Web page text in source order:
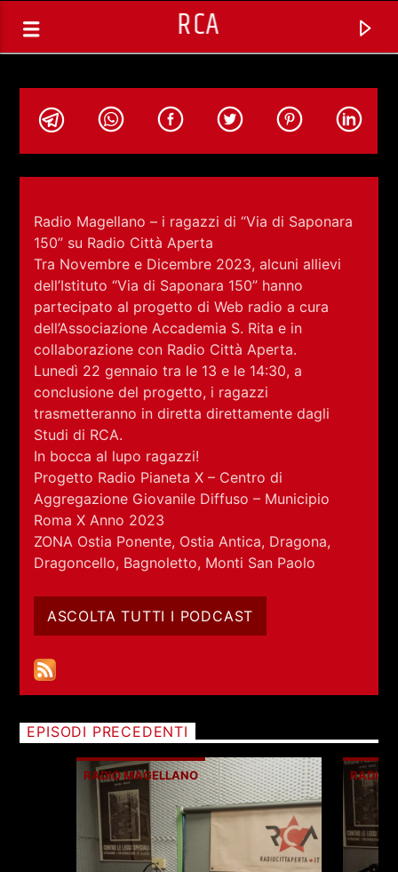
RCA
TRACCIA CORRENTE
NOVITA' DISCOGRAFICHE
RCA - Radio città aperta
+393401974468
Sostieni Radio Città Aperta
Radio Magellano – i ragazzi di “Via di Saponara
150” su Radio Città Aperta
Tra Novembre e Dicembre 2023, alcuni allievi
dell’Istituto “Via di Saponara 150” hanno
partecipato al progetto di Web radio a cura
dell’Associazione Accademia S. Rita e in
collaborazione con Radio Città Aperta.
Lunedì 22 gennaio tra le 13 e le 14:30, a
conclusione del progetto, i ragazzi
trasmetteranno in diretta direttamente dagli
Studi di RCA.
In bocca al lupo ragazzi!
Progetto Radio Pianeta X – Centro di
Aggregazione Giovanile Diffuso – Municipio
Roma X Anno 2023
ZONA Ostia Ponente, Ostia Antica, Dragona,
Dragoncello, Bagnoletto, Monti San Paolo
ASCOLTA TUTTI I PODCAST
EPISODI PRECEDENTI
RADIO MAGELLANO RADIO